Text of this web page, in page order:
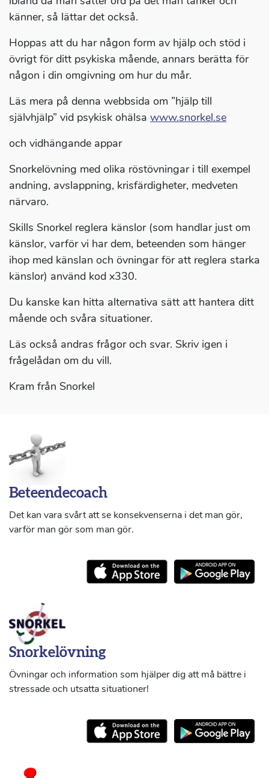
känner, så lättar det också.
Hoppas att du har någon form av hjälp och stöd i
övrigt för ditt psykiska mående, annars berätta för
någon i din omgivning om hur du mår.
Läs mera på denna webbsida om ”hjälp till
självhjälp” vid psykisk ohälsa www.snorkel.se
och vidhängande appar
Snorkelövning med olika röstövningar i till exempel
andning, avslappning, krisfärdigheter, medveten
närvaro.
Skills Snorkel reglera känslor (som handlar just om
känslor, varför vi har dem, beteenden som hänger
ihop med känslan och övningar för att reglera starka
känslor) använd kod x330.
Du kanske kan hitta alternativa sätt att hantera ditt
mående och svåra situationer.
Läs också andras frågor och svar. Skriv igen i
frågelådan om du vill.
Kram från Snorkel
Beteendecoach
Det kan vara svårt att se konsekvenserna i det man gör,
varför man gör som man gör.
Snorkelövning
Övningar och information som hjälper dig att må bättre i
stressade och utsatta situationer!